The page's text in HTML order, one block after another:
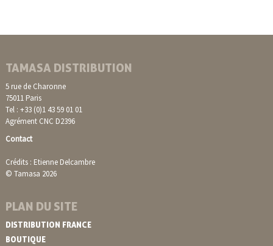
TAMASA DISTRIBUTION
5 rue de Charonne
75011 Paris
Tel : +33 (0)1 43 59 01 01
Agrément CNC D2396
Contact
Crédits : Etienne Delcambre
© Tamasa 2026
PLAN DU SITE
DISTRIBUTION FRANCE
BOUTIQUE